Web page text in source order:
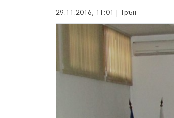
29.11.2016, 11:01 | Трън